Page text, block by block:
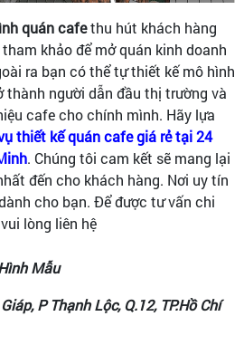
quán cafethu hút khách hàng
khảo để mở quán kinh doanh
ra bạn có thể tự thiết kế mô hình
thành người dẫn đầu thị trường và
cafe cho chính mình. Hãy lựa
thiết kế quán cafe giá rẻ tại 24
. Chúng tôi cam kết sẽ mang lại
đến cho khách hàng. Nơi uy tín
cho bạn. Để được tư vấn chi
lòng liên hệ
Mẫu
P Thạnh Lộc, Q.12, TP.Hồ Chí